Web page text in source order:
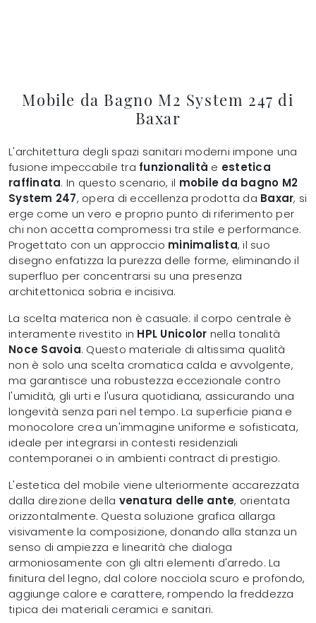
Mobile da Bagno M2 System 247 di
Baxar
L'architettura degli spazi sanitari moderni impone una
fusione impeccabile tra funzionalità e estetica
raffinata. In questo scenario, il mobile da bagno M2
System 247, opera di eccellenza prodotta da Baxar, si
erge come un vero e proprio punto di riferimento per
chi non accetta compromessi tra stile e performance.
Progettato con un approccio minimalista, il suo
disegno enfatizza la purezza delle forme, eliminando il
superfluo per concentrarsi su una presenza
architettonica sobria e incisiva.
La scelta materica non è casuale: il corpo centrale è
interamente rivestito in HPL Unicolor nella tonalità
Noce Savoia. Questo materiale di altissima qualità
non è solo una scelta cromatica calda e avvolgente,
ma garantisce una robustezza eccezionale contro
l'umidità, gli urti e l'usura quotidiana, assicurando una
longevità senza pari nel tempo. La superficie piana e
monocolore crea un'immagine uniforme e sofisticata,
ideale per integrarsi in contesti residenziali
contemporanei o in ambienti contract di prestigio.
L'estetica del mobile viene ulteriormente accarezzata
dalla direzione della venatura delle ante, orientata
orizzontalmente. Questa soluzione grafica allarga
visivamente la composizione, donando alla stanza un
senso di ampiezza e linearità che dialoga
armoniosamente con gli altri elementi d'arredo. La
finitura del legno, dal colore nocciola scuro e profondo,
aggiunge calore e carattere, rompendo la freddezza
tipica dei materiali ceramici e sanitari.